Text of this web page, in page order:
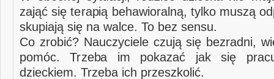
zająć się terapią behawioralną, tylko muszą
skupiają się na walce. To bez sensu.
Co zrobić? Nauczyciele czują się bezradni,
pomóc. Trzeba im pokazać jak się
dzieckiem. Trzeba ich przeszkolić.